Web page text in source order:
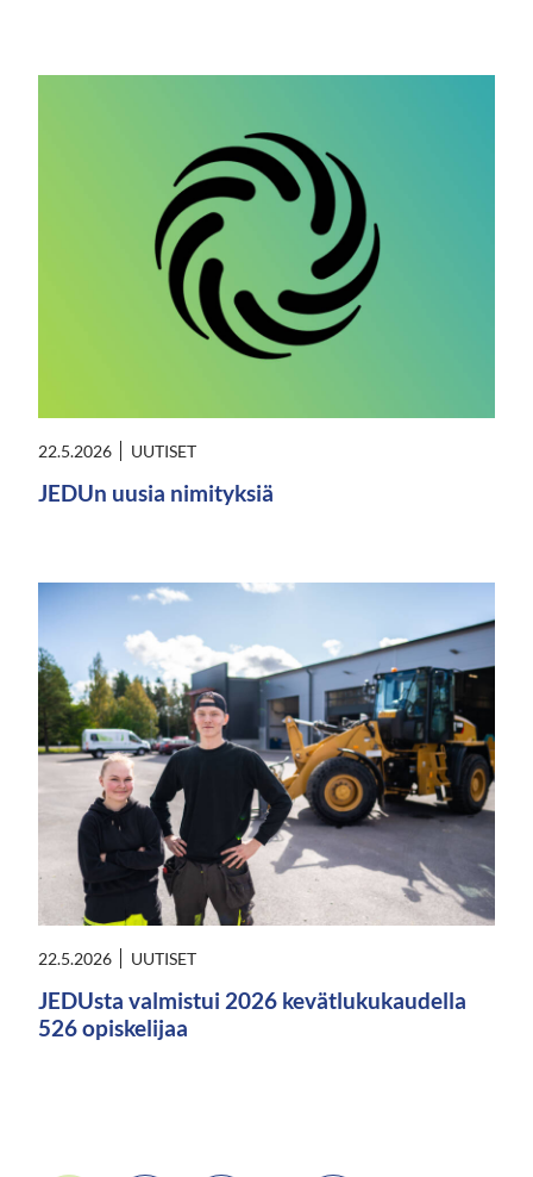
22.5.2026 UUTISET
JEDUn uusia nimityksiä
22.5.2026 UUTISET
JEDUsta valmistui 2026 kevätlukukaudella
526 opiskelijaa